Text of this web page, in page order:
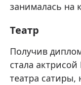
занималась на
Театр
Получив
стала
театра сатиры,